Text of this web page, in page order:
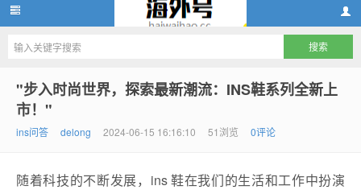
ins账号购买,ins账号自助购买10元,ins账号购买网站,ins
"步入时尚世界，探索最新潮流：INS鞋系列全新上
市！"
ins问答 delong 2024-06-15 16:16:10 51浏览 0评论
随着科技的不断发展，ins 鞋在我们的生活和工作中扮演